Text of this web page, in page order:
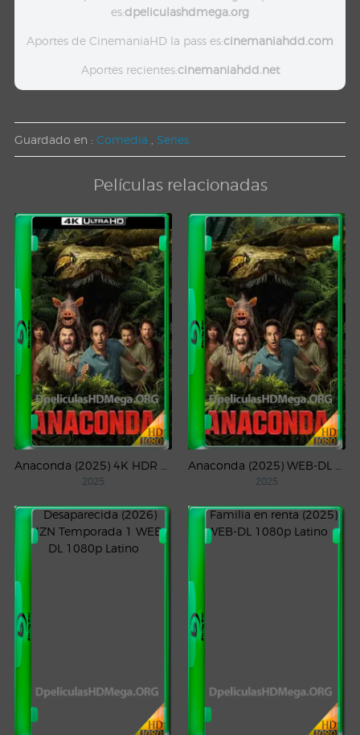
es:dpeliculashdmega.org
Aportes de CinemaniaHD la pass es:cinemaniahdd.com
Aportes recientes:cinemaniahdd.net
Guardado en : Comedia Series
Películas relacionadas
2025 2025